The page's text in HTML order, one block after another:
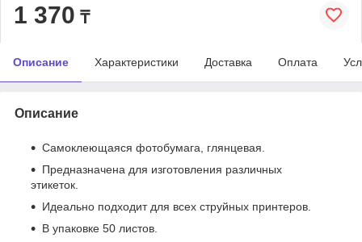
1 370 ₸
Описание Характеристики Доставка Оплата
Описание
Самоклеющаяся фотобумага, глянцевая.
Предназначена для изготовления различных
этикеток.
Идеально подходит для всех струйных принтеров.
В упаковке 50 листов.